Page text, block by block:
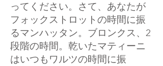
ってください。さて、あなたが
フォックストロットの時間に振
るマンハッタン。ブロンクス、2
段階の時間。乾いたマティーニ
はいつもワルツの時間に振